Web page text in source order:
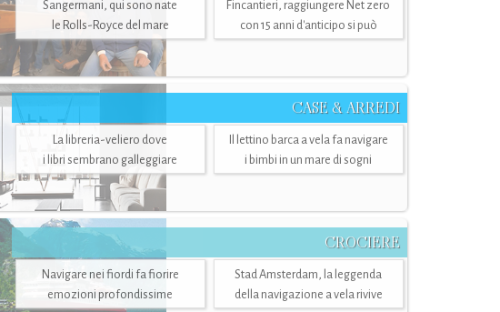
Sangermani, qui sono nate
le Rolls-Royce del mare
Fincantieri, raggiungere Net zero
con 15 anni d'anticipo si può
CASE & ARREDI
La libreria-veliero dove
i libri sembrano galleggiare
Il lettino barca a vela fa navigare
i bimbi in un mare di sogni
CROCIERE
Navigare nei fiordi fa fiorire
emozioni profondissime
Stad Amsterdam, la leggenda
della navigazione a vela rivive